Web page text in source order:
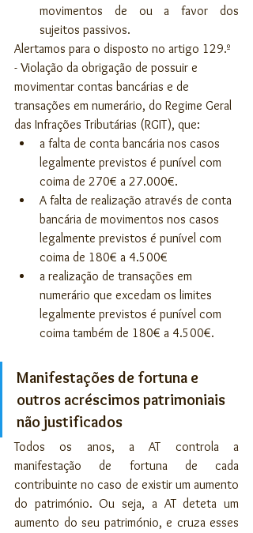
movimentos de ou a favor dos
sujeitos passivos.
Alertamos para o disposto no artigo 129.º
- Violação da obrigação de possuir e
movimentar contas bancárias e de
transações em numerário, do Regime Geral
das Infrações Tributárias (RGIT), que:
a falta de conta bancária nos casos
legalmente previstos é punível com
coima de 270€ a 27.000€.
A falta de realização através de conta
bancária de movimentos nos casos
legalmente previstos é punível com
coima de 180€ a 4.500€
a realização de transações em
numerário que excedam os limites
legalmente previstos é punível com
coima também de 180€ a 4.500€.
Manifestações de fortuna e
outros acréscimos patrimoniais
não justificados
Todos os anos, a AT controla a
manifestação de fortuna de cada
contribuinte no caso de existir um aumento
do património. Ou seja, a AT deteta um
aumento do seu património, e cruza esses